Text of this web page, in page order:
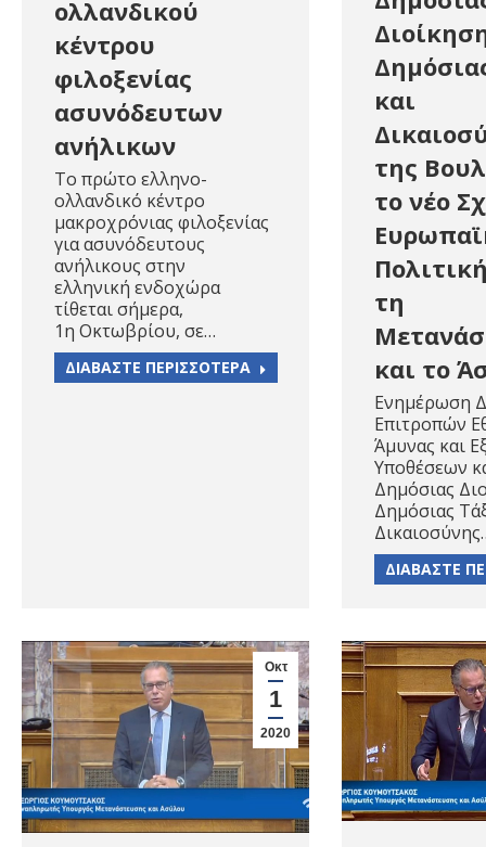
ολλανδικού
κέντρου
φιλοξενίας
ασυνόδευτων
ανήλικων
To πρώτο ελληνο-
ολλανδικό κέντρο
μακροχρόνιας φιλοξενίας
για ασυνόδευτους
ανήλικους στην
ελληνική ενδοχώρα
τίθεται σήμερα,
1η Οκτωβρίου, σε…
ΔΙΑΒΑΣΤΕ ΠΕΡΙΣΣΟΤΕΡΑ
και
της
το νέο
τη
και το
Ενημέρωση
Επιτροπών
Άμυνας και
Υποθέσεων
Δημόσιας
Δημόσιας
ΔΙΑΒΑΣΤΕ
Οκτ
1
2020